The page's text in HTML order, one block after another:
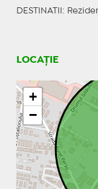
DESTINATII :
LOCAȚIE
+
−